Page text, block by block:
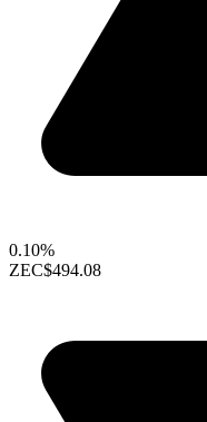
0.10%
ZEC$494.08